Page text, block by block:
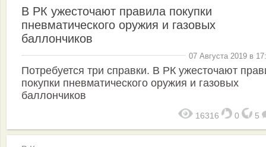
В РК ужесточают правила покупки
пневматического оружия и газовых
баллончиков
07 Августа 2019 в
Потребуется три справки. В РК ужесточают
покупки пневматического оружия и газовых
баллончиков
16316 0 5